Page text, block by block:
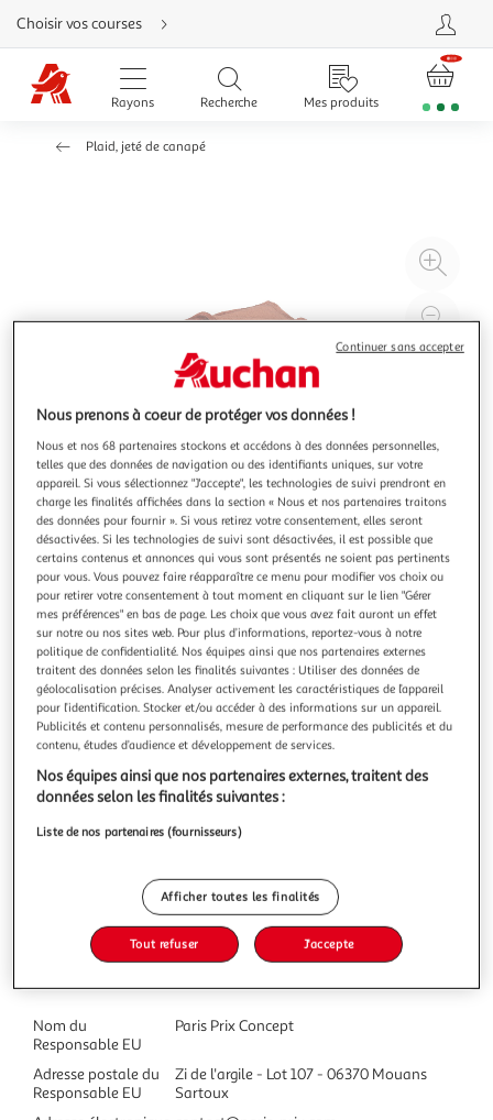
Aller
directement
au
contenu
Aller
directement
Aller
Choisir vos courses
Rayons Recherche Mes produits
Plaid, jeté de canapé
à
Illustration
précédente
Illustration
suivante
ATMOSPHERA
Plaid doux uni flanel 125x150cm terracotta
Informations Techniques : Dimensions : L. 150 x l. 125 x H.
0,62 cm Matière : Polyester Spécificités : Sobre &
Confortable Plaid Déco Toucher très doux Design Uni
Couleur : Terracotta
En savoir +
Vous voulez connaître le prix de ce produit ?
Afficher le prix
Caractéristiques
Nom du
Responsable EU
Paris Prix Concept
Adresse postale du
Responsable EU
Zi de l'argile - Lot 107 - 06370 Mouans
Sartoux
Nous prenons à coeur de protéger vos données !
Nous et nos 68 partenaires stockons et accédons à des données personnelles,
telles que des données de navigation ou des identifiants uniques, sur votre
appareil. Si vous sélectionnez "J'accepte", les technologies de suivi prendront en
charge les finalités affichées dans la section « Nous et nos partenaires traitons
des données pour fournir ». Si vous retirez votre consentement, elles seront
désactivées. Si les technologies de suivi sont désactivées, il est possible que
certains contenus et annonces qui vous sont présentés ne soient pas pertinents
pour vous. Vous pouvez faire réapparaître ce menu pour modifier vos choix ou
pour retirer votre consentement à tout moment en cliquant sur le lien "Gérer
mes préférences" en bas de page. Les choix que vous avez fait auront un effet
sur notre ou nos sites web. Pour plus d’informations, reportez-vous à notre
politique de confidentialité. Nos équipes ainsi que nos partenaires externes
traitent des données selon les finalités suivantes : Utiliser des données de
géolocalisation précises. Analyser activement les caractéristiques de l’appareil
pour l’identification. Stocker et/ou accéder à des informations sur un appareil.
Publicités et contenu personnalisés, mesure de performance des publicités et du
contenu, études d’audience et développement de services.
Nos équipes ainsi que nos partenaires externes, traitent des
données selon les finalités suivantes :
Liste de nos partenaires (fournisseurs)
Afficher toutes les finalités
Tout refuser J'accepte
Continuer sans accepter